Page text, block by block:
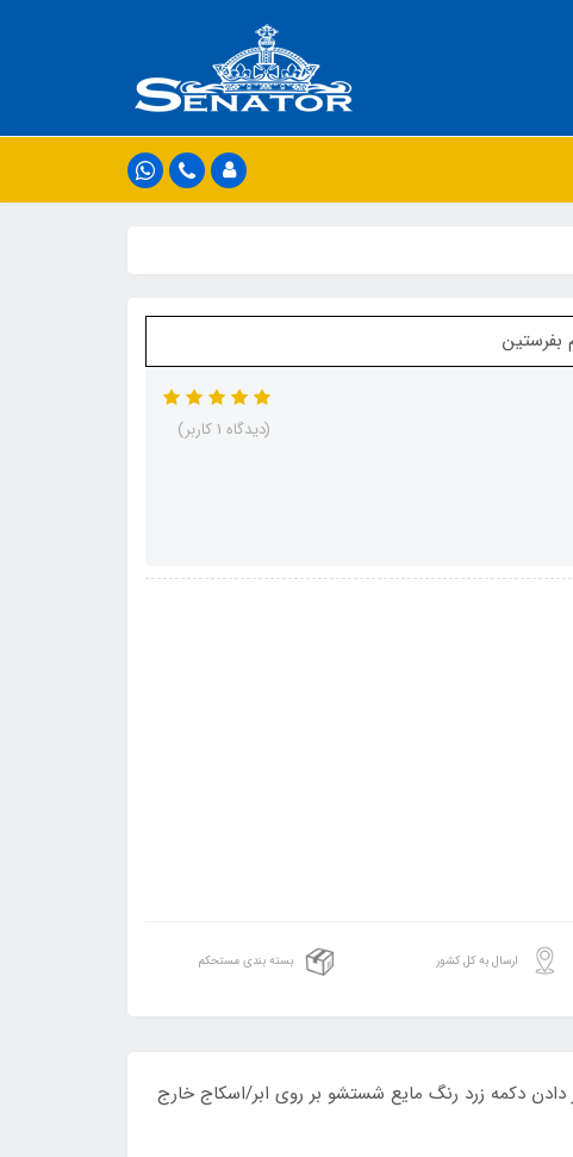
(دیدگاه 1 کاربر)
ارسال به کل کشور بسته بندی مستحکم
دکمه زرد رنگ مایع شستشو بر روی ابر/اسکاج خارج